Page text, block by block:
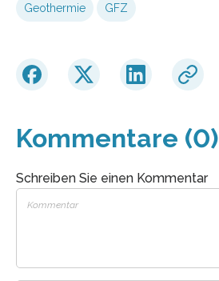
Geothermie GFZ
Kommentare (0)
Schreiben Sie einen Kommentar